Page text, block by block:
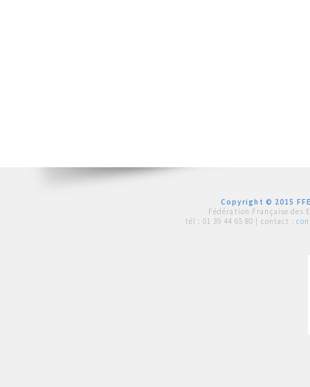
Copyright © 2015
Fédération Française des
tél : 01 39 44 65 80 | contact :